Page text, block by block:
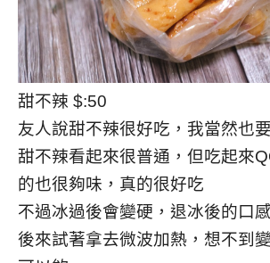
甜不辣 $:50
友人說甜不辣很好吃，我當然也
甜不辣看起來很普通，但吃起來
的也很夠味，真的很好吃
不過冰過後會變硬，退冰後的口
後來試著拿去微波加熱，想不到